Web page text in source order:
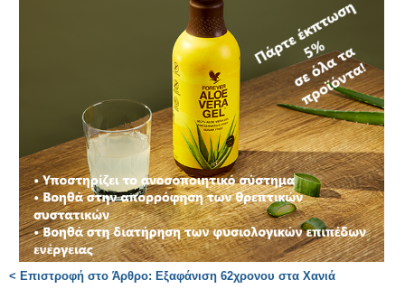
< Επιστροφή στο Άρθρο: Εξαφάνιση 62χρονου στα Χανιά